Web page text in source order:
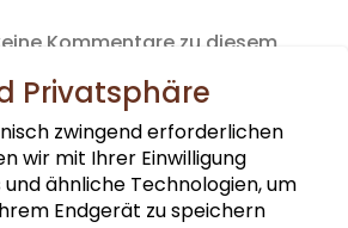
Kommentare zu diesem
Privatsphäre
zwingend erforderlichen
wir mit Ihrer Einwilligung
ähnliche Technologien, um
Endgerät zu speichern